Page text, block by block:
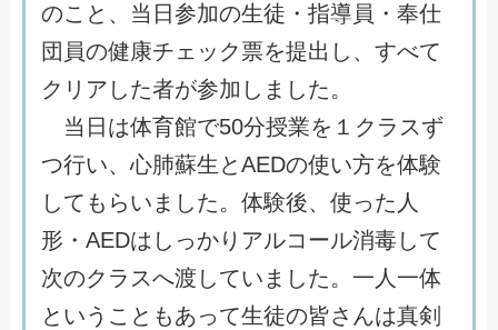
のこ と 、 当 日 参加の生徒 ・ 指導 員 ・ 奉仕
団 員の健康チ ェ ッ ク票を提出 し 、 すべて
ク リ ア した者が参加 し ま した。
当 日 は体育館で50分授業を １ ク ラ スず
つ行い、心肺蘇生 とAEDの使い方を体験
して も らい ま した。 体験後、 使った 人
形 ・ AEDは し っかり アルコ ール消毒して
次のク ラ スへ渡 してい ま した。 一 人 一体
と いう こ と もあって生徒の皆さ んは真剣